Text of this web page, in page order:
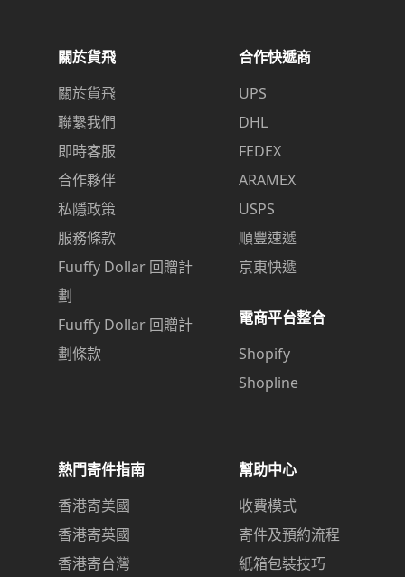
關於貨飛
關於貨飛
聯繫我們
即時客服
合作夥伴
私隱政策
服務條款
Fuuffy Dollar 回贈計
劃
Fuuffy Dollar 回贈計
劃條款
合作快遞商
UPS
DHL
FEDEX
ARAMEX
USPS
順豐速遞
京東快遞
電商平台整合
Shopify
Shopline
熱門寄件指南
香港寄美國
香港寄英國
香港寄台灣
幫助中心
收費模式
寄件及預約流程
紙箱包裝技巧